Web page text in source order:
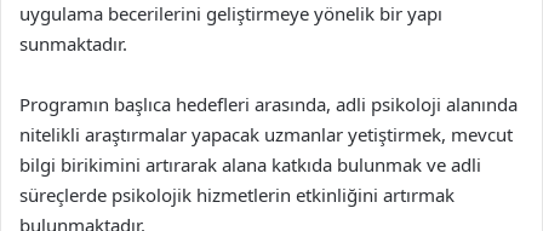
uygulama becerilerini geliştirmeye yönelik bir yapı
sunmaktadır.
Programın başlıca hedefleri arasında, adli psikoloji alanında
nitelikli araştırmalar yapacak uzmanlar yetiştirmek, mevcut
bilgi birikimini artırarak alana katkıda bulunmak ve adli
süreçlerde psikolojik hizmetlerin etkinliğini artırmak
bulunmaktadır.